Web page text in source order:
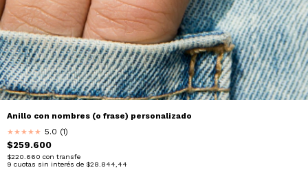
Anillo con nombres (o frase) personalizado
★★★★★ 5.0 (1)
$259.600
$220.660 con transfe
9 cuotas sin interés de $28.844,44